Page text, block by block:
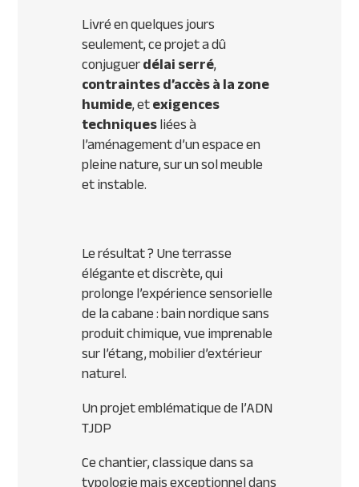
Livré en quelques jours
seulement, ce projet a dû
conjuguerdélai serré,
contraintes d’accès à la zone
humide, etexigences
techniquesliées à
l’aménagement d’un espace en
pleine nature, sur un sol meuble
et instable.
Le résultat ? Une terrasse
élégante et discrète, qui
prolonge l’expérience sensorielle
de la cabane : bain nordique sans
produit chimique, vue imprenable
sur l’étang, mobilier d’extérieur
naturel.
Un projet emblématique de l’ADN
TJDP
Ce chantier, classique dans sa